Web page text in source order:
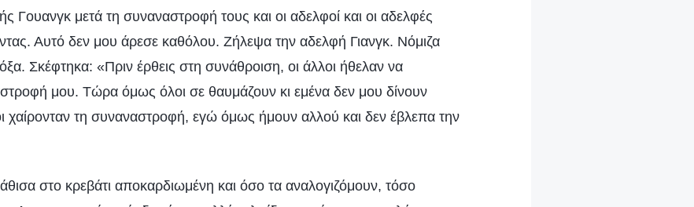
Γουανγκ μετά τη συναναστροφή τους και οι αδελφοί και οι αδελφές
Αυτό δεν μου άρεσε καθόλου. Ζήλεψα την αδελφή Γιανγκ. Νόμιζα
Σκέφτηκα: «Πριν έρθεις στη συνάθροιση, οι άλλοι ήθελαν να
μου. Τώρα όμως όλοι σε θαυμάζουν κι εμένα δεν μου δίνουν
χαίρονταν τη συναναστροφή, εγώ όμως ήμουν αλλού και δεν έβλεπα την
στο κρεβάτι αποκαρδιωμένη και όσο τα αναλογιζόμουν, τόσο